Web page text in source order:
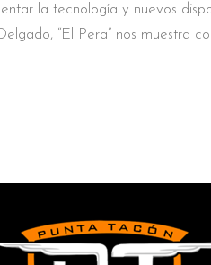
la tecnología y nuevos
“El Pera” nos muestra